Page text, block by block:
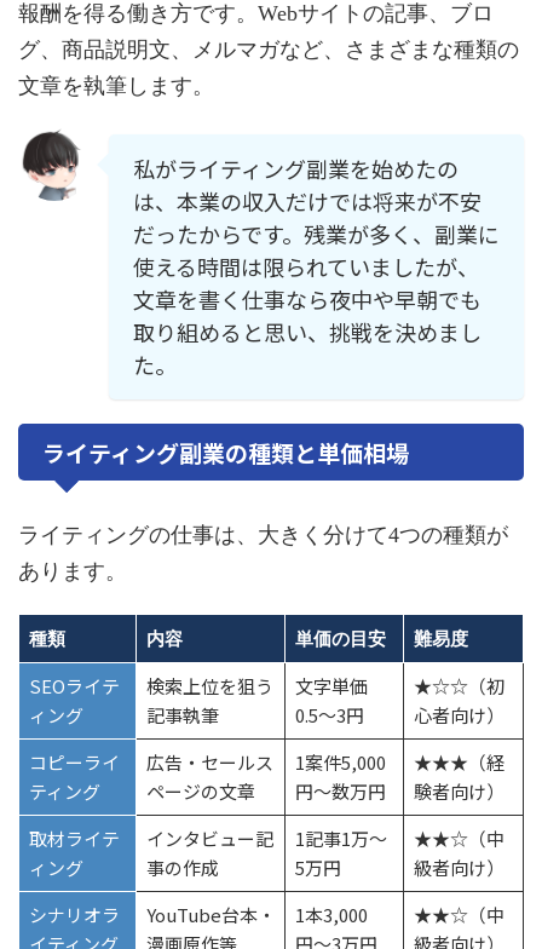
報酬を得る働き方です。Webサイトの記事、ブロ
グ、商品説明文、メルマガなど、さまざまな種類の
文章を執筆します。
私がライティング副業を始めたの
は、本業の収入だけでは将来が不安
だったからです。残業が多く、副業に
使える時間は限られていましたが、
文章を書く仕事なら夜中や早朝でも
取り組めると思い、挑戦を決めまし
た。
ライティング副業の種類と単価相場
ライティングの仕事は、大きく分けて4つの種類が
あります。
種類 内容 単価の目安 難易度
SEOライテ
ィング
検索上位を狙う
記事執筆
文字単価
0.5〜3円
★☆☆（初
心者向け）
コピーライ
ティング
広告・セールス
ページの文章
1案件5,000
円〜数万円
★★★（経
験者向け）
取材ライテ
ィング
インタビュー記
事の作成
1記事1万〜
5万円
★★☆（中
級者向け）
シナリオラ
イティング
YouTube台本・
漫画原作等
1本3,000
円〜3万円
★★☆（中
級者向け）